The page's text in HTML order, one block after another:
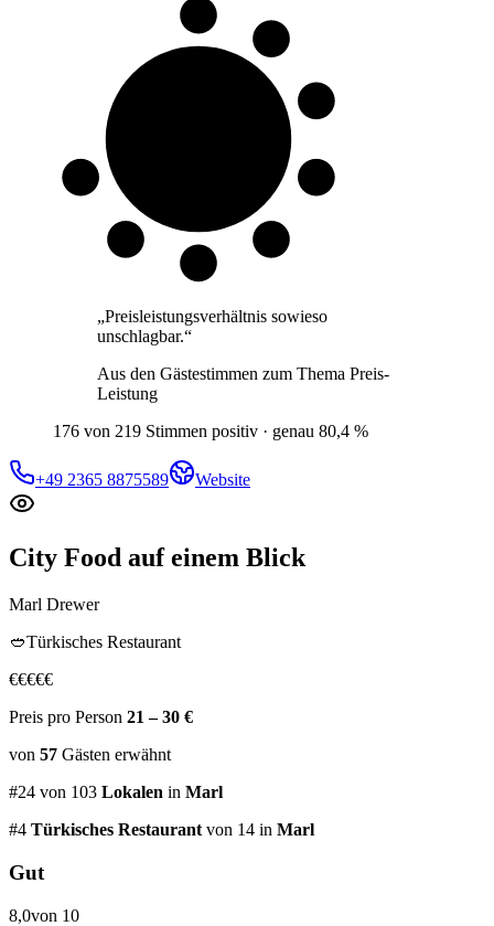
„Preisleistungsverhältnis sowieso
unschlagbar.“
Aus den Gästestimmen zum Thema Preis-
Leistung
176 von 219 Stimmen positiv · genau 80,4 %
+49 2365 8875589 Website
City Food auf einem Blick
Marl Drewer
🥙Türkisches Restaurant
€€€€€
Preis pro Person 21 – 30 €
von 57 Gästen erwähnt
#24 von 103 Lokalen in Marl
#4 Türkisches Restaurant von 14 in Marl
Gut
8,0von 10